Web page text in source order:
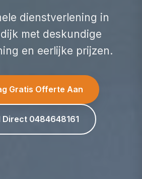
dienstverlening in
met deskundige
en eerlijke prijzen.
Gratis Offerte Aan
Direct 0484648161